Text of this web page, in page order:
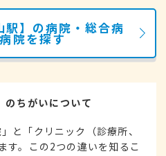
駅】の病院・総合病
院を探す
のちがいについて
と「クリニック（診療所、
す。この2つの違いを知るこ